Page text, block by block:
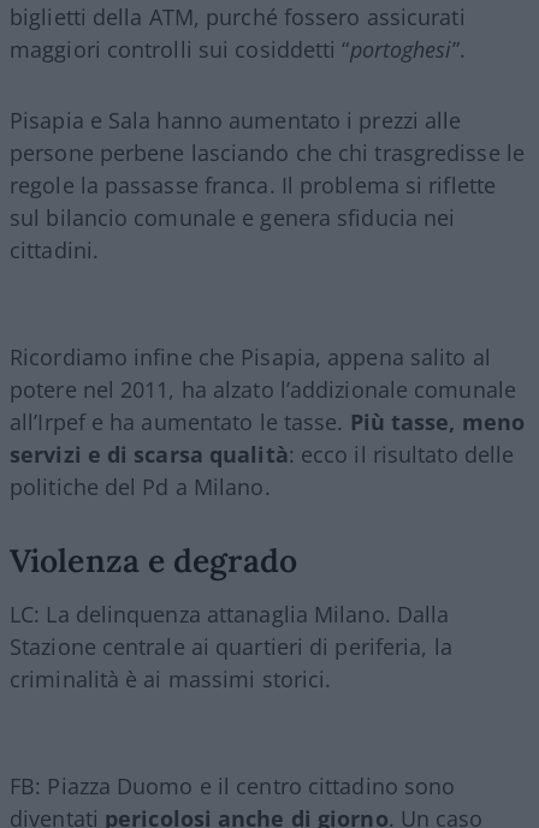
biglietti della ATM, purché fossero assicurati
maggiori controlli sui cosiddetti “portoghesi”.
Pisapia e Sala hanno aumentato i prezzi alle
persone perbene lasciando che chi trasgredisse le
regole la passasse franca. Il problema si riflette
sul bilancio comunale e genera sfiducia nei
cittadini.
Ricordiamo infine che Pisapia, appena salito al
potere nel 2011, ha alzato l’addizionale comunale
all’Irpef e ha aumentato le tasse. Più tasse, meno
servizi e di scarsa qualità: ecco il risultato delle
politiche del Pd a Milano.
Violenza e degrado
LC: La delinquenza attanaglia Milano. Dalla
Stazione centrale ai quartieri di periferia, la
criminalità è ai massimi storici.
FB: Piazza Duomo e il centro cittadino sono
diventati pericolosi anche di giorno. Un caso